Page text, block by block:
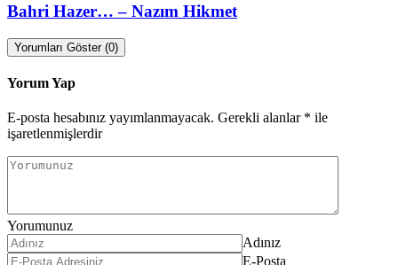
Bahri Hazer… – Nazım Hikmet
Yorumları Göster (0)
Yorum Yap
E-posta hesabınız yayımlanmayacak. Gerekli alanlar * ile
işaretlenmişlerdir
Yorumunuz
Adınız
E-Posta